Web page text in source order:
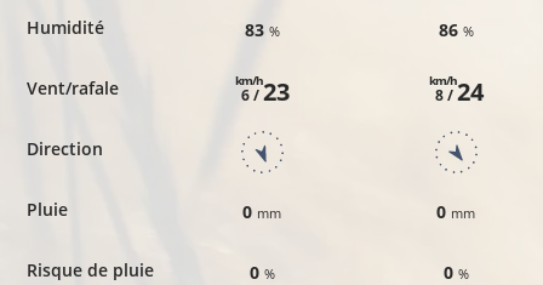
Humidité
Vent/rafale
Direction
Pluie
Risque de pluie
83 %
6 /
km/h23
0 mm
0 %
86 %
8 /
km/h24
0 mm
0 %